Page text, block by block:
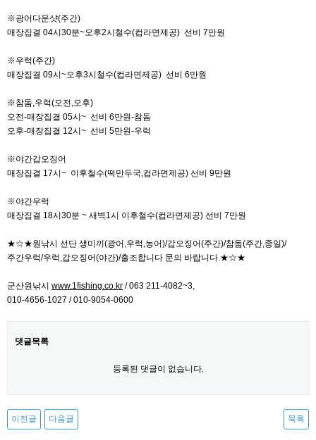
※광어다운샷(주간)
매장집결 04시30분~오후2시철수(컵라면제공) 선비 7만원
※우럭(주간)
매장집결 09시~오후3시철수(컵라면제공) 선비 6만원
※참돔,우럭(오전,오후)
오전-매장집결 05시~ 선비 6만원-참돔
오후-매장집결 12시~ 선비 5만원-우럭
※야간갑오징어
매장집결 17시~ 이후철수(떡만두국,컵라면제공) 선비 9만원
※야간우럭
매장집결 18시30분 ~ 새벽1시 이후철수(컵라면제공) 선비 7만원
★☆★원낚시 선단 생미끼(광어,우럭,농어)/갑오징어(주간)/참돔(주간,종일)/
주간우럭/우럭,갑오징어(야간)/출조합니다 문의 바랍니다.★☆★
군산원낚시 www.1fishing.co.kr / 063 211-4082~3,
010-4656-1027 / 010-9054-0600
댓글목록
등록된 댓글이 없습니다.
이전글 다음글 목록